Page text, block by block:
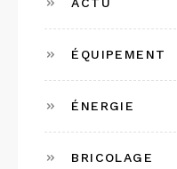
ÉQUIPEMENT
ÉNERGIE
BRICOLAGE